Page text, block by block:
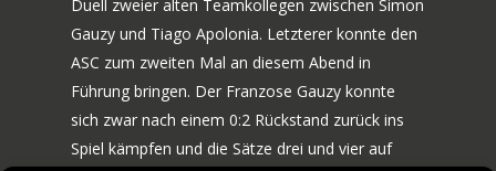
Duell zweier alten Teamkollegen zwischen Simon
Gauzy und Tiago Apolonia. Letzterer konnte den
ASC zum zweiten Mal an diesem Abend in
Führung bringen. Der Franzose Gauzy konnte
sich zwar nach einem 0:2 Rückstand zurück ins
Spiel kämpfen und die Sätze drei und vier auf
70 JAHRE TTF
JUBILÄUMS-
NEWS